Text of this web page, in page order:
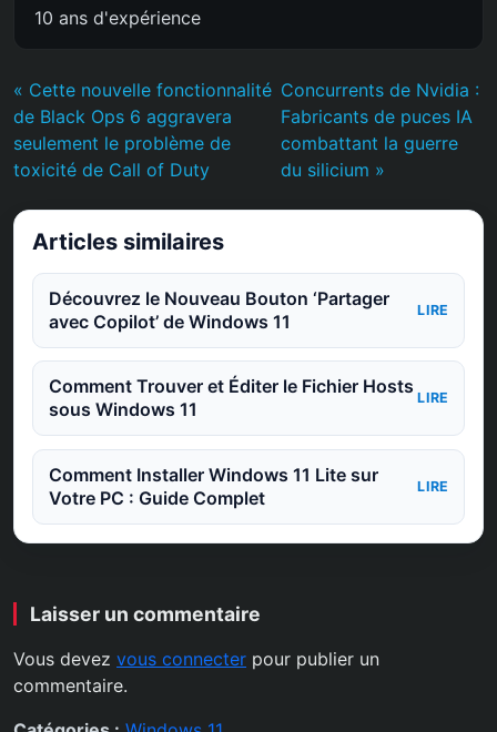
10 ans d'expérience
« Cette nouvelle fonctionnalité
de Black Ops 6 aggravera
seulement le problème de
toxicité de Call of Duty
Concurrents de Nvidia :
Fabricants de puces IA
combattant la guerre
du silicium »
Articles similaires
Découvrez le Nouveau Bouton ‘Partager
avec Copilot’ de Windows 11
LIRE
Comment Trouver et Éditer le Fichier Hosts
sous Windows 11
LIRE
Comment Installer Windows 11 Lite sur
Votre PC : Guide Complet
LIRE
Laisser un commentaire
Vous devez vous connecter pour publier un
commentaire.